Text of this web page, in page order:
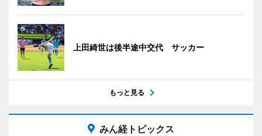
上田綺世は後半途中交代 サッカー
もっと見る
みん経トピックス